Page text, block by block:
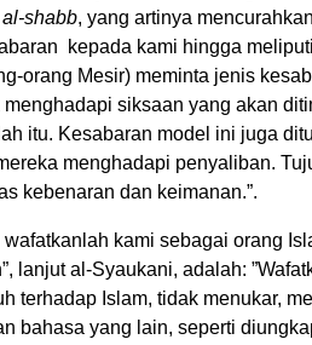
al-shabb, yang artinya
kepada kami hingga
orang Mesir) meminta jenis
siksaan yang akan
itu. Kesabaran model ini juga
menghadapi penyaliban.
kebenaran dan keimanan.”.
kami sebagai orang
lanjut al-Syaukani, adalah:
terhadap Islam, tidak menukar,
bahasa yang lain, seperti